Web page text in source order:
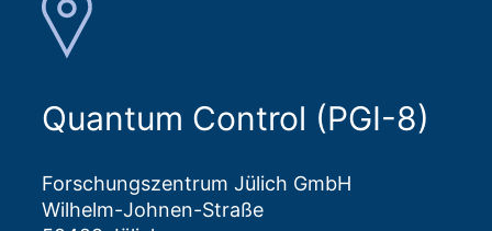
Quantum Control (PGI-8)
Forschungszentrum Jülich GmbH
Wilhelm-Johnen-Straße